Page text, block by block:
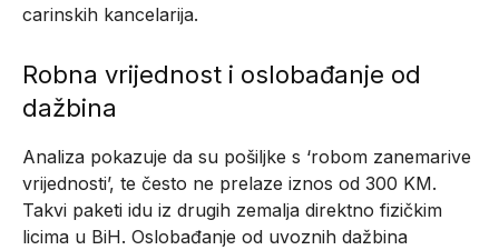
carinskih kancelarija.
Robna vrijednost i oslobađanje od
dažbina
Analiza pokazuje da su pošiljke s ‘robom zanemarive
vrijednosti’, te često ne prelaze iznos od 300 KM.
Takvi paketi idu iz drugih zemalja direktno fizičkim
licima u BiH. Oslobađanje od uvoznih dažbina